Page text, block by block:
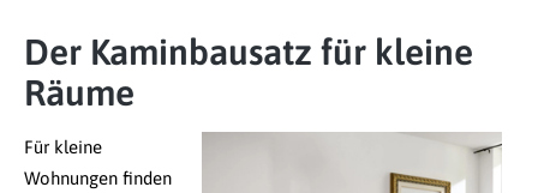
Der Kaminbausatz für kleine
Räume
Für kleine
Wohnungen finden